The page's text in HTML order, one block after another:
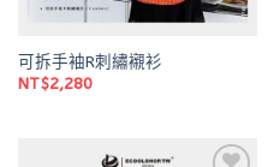
可拆手袖R刺繡襯衫
NT$2,280